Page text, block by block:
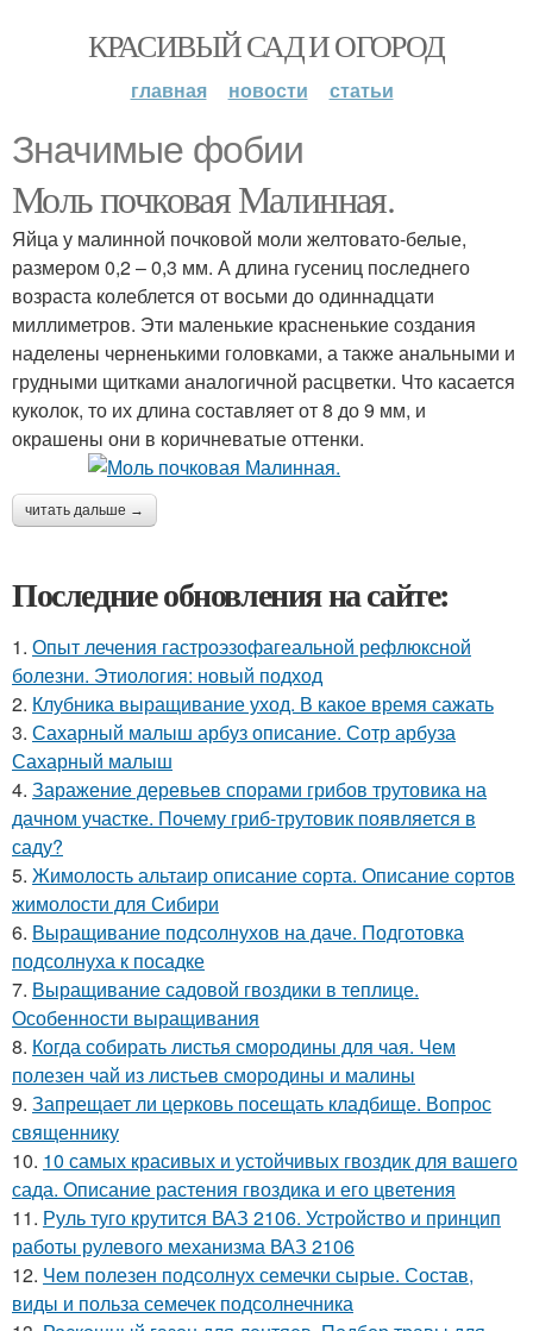
КРАСИВЫЙ САД И ОГОРОД
главная новости статьи
Значимые фобии
Моль почковая Малинная.
Яйца у малинной почковой моли желтовато-белые,
размером 0,2 – 0,3 мм. А длина гусениц последнего
возраста колеблется от восьми до одиннадцати
миллиметров. Эти маленькие красненькие создания
наделены черненькими головками, а также анальными и
грудными щитками аналогичной расцветки. Что касается
куколок, то их длина составляет от 8 до 9 мм, и
окрашены они в коричневатые оттенки.
читать дальше →
Последние обновления на сайте:
1. Опыт лечения гастроэзофагеальной рефлюксной
болезни. Этиология: новый подход
2. Клубника выращивание уход. В какое время сажать
3. Сахарный малыш арбуз описание. Сотр арбуза
Сахарный малыш
4. Заражение деревьев спорами грибов трутовика на
дачном участке. Почему гриб-трутовик появляется в
саду?
5. Жимолость альтаир описание сорта. Описание сортов
жимолости для Сибири
6. Выращивание подсолнухов на даче. Подготовка
подсолнуха к посадке
7. Выращивание садовой гвоздики в теплице.
Особенности выращивания
8. Когда собирать листья смородины для чая. Чем
полезен чай из листьев смородины и малины
9. Запрещает ли церковь посещать кладбище. Вопрос
священнику
10. 10 самых красивых и устойчивых гвоздик для вашего
сада. Описание растения гвоздика и его цветения
11. Руль туго крутится ВАЗ 2106. Устройство и принцип
работы рулевого механизма ВАЗ 2106
12. Чем полезен подсолнух семечки сырые. Состав,
виды и польза семечек подсолнечника